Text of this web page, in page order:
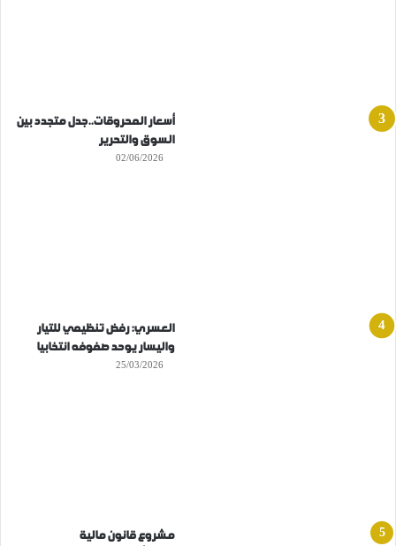
أسعار المحروقات..جدل متجدد بين
السوق والتحرير
02/06/2026
العسري: رفض تنظيمي للتيار
واليسار يوحد صفوفه انتخابيا
25/03/2026
مشروع قانون مالية